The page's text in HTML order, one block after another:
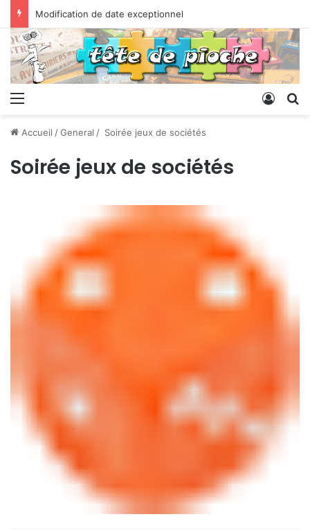
Modification de date exceptionnel
Menu
Accueil /General / Soirée jeux de sociétés
Soirée jeux de sociétés